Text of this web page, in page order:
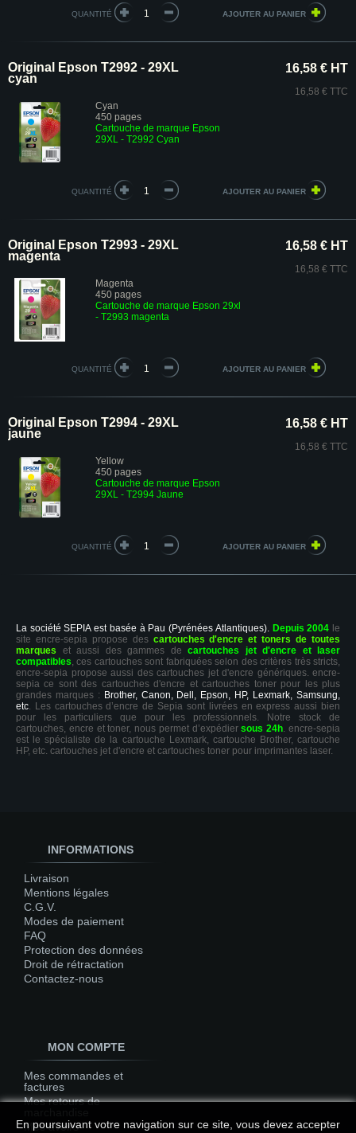
QUANTITÉ
Original Epson T2992 - 29XL
cyan
Cyan
450 pages
Cartouche de marque Epson
29XL - T2992 Cyan
16,58 € HT
16,58 € TTC
QUANTITÉ
Original Epson T2993 - 29XL
magenta
Magenta
450 pages
Cartouche de marque Epson 29xl
- T2993 magenta
16,58 € HT
16,58 € TTC
QUANTITÉ
Original Epson T2994 - 29XL
jaune
Yellow
450 pages
Cartouche de marque Epson
29XL - T2994 Jaune
16,58 € HT
16,58 € TTC
QUANTITÉ
La société SEPIA est basée à Pau (Pyrénées Atlantiques). Depuis 2004 le
site encre-sepia propose des cartouches d'encre et toners de toutes
marques et aussi des gammes de cartouches jet d'encre et laser
compatibles, ces cartouches sont fabriquées selon des critères très stricts,
encre-sepia propose aussi des cartouches jet d'encre génériques. encre-
sepia ce sont des cartouches d'encre et cartouches toner pour les plus
grandes marques : Brother, Canon, Dell, Epson, HP, Lexmark, Samsung,
etc. Les cartouches d’encre de Sepia sont livrées en express aussi bien
pour les particuliers que pour les professionnels. Notre stock de
cartouches, encre et toner, nous permet d’expédiersous 24h. encre-sepia
est le spécialiste de la cartouche Lexmark, cartouche Brother, cartouche
HP, etc. cartouches jet d'encre et cartouches toner pour imprimantes laser.
INFORMATIONS
Livraison
Mentions légales
C.G.V.
Modes de paiement
FAQ
Protection des données
Droit de rétractation
Contactez-nous
MON COMPTE
Mes commandes et
factures
Mes retours de
Mes avoirs
En poursuivant votre navigation sur ce site, vous devez accepter